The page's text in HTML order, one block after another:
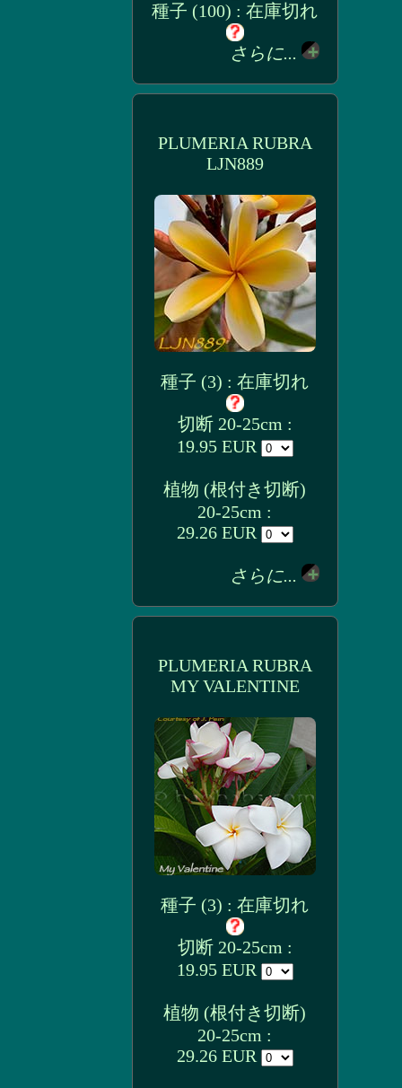
種子 (100) : 在庫切れ
さらに...
PLUMERIA RUBRA
LJN889
種子 (3) : 在庫切れ
切断 20-25cm :
19.95 EUR
植物 (根付き切断)
20-25cm :
29.26 EUR
さらに...
PLUMERIA RUBRA
MY VALENTINE
種子 (3) : 在庫切れ
切断 20-25cm :
19.95 EUR
植物 (根付き切断)
20-25cm :
29.26 EUR